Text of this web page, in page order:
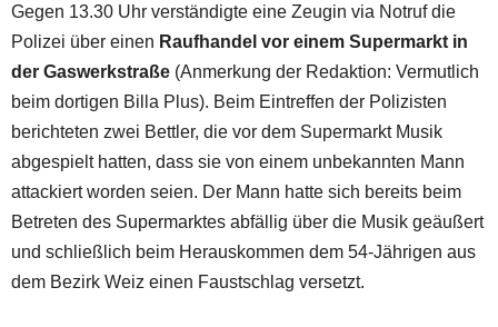
Gegen 13.30 Uhr verständigte eine Zeugin via Notruf die
Polizei über einen Raufhandel vor einem Supermarkt in
der Gaswerkstraße (Anmerkung der Redaktion: Vermutlich
beim dortigen Billa Plus). Beim Eintreffen der Polizisten
berichteten zwei Bettler, die vor dem Supermarkt Musik
abgespielt hatten, dass sie von einem unbekannten Mann
attackiert worden seien. Der Mann hatte sich bereits beim
Betreten des Supermarktes abfällig über die Musik geäußert
und schließlich beim Herauskommen dem 54-Jährigen aus
dem Bezirk Weiz einen Faustschlag versetzt.